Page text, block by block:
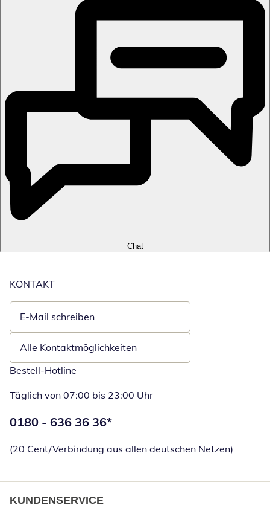
Chat
KONTAKT
E-Mail schreiben
Öffnet E-Mail-Client
Alle Kontaktmöglichkeiten
Bestell-Hotline
Täglich von 07:00 bis 23:00 Uhr
Telefonnummer:
0180 - 636 36 36*
(20 Cent/Verbindung aus allen deutschen Netzen)
KUNDENSERVICE